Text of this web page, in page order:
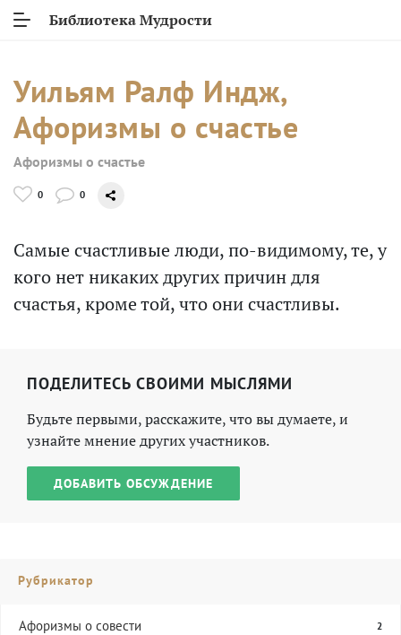
Библиотека Мудрости
Уильям Ралф Индж,
Афоризмы о счастье
Афоризмы о счастье
0 0
Самые счастливые люди, по-видимому, те, у
кого нет никаких других причин для
счастья, кроме той, что они счастливы.
ПОДЕЛИТЕСЬ СВОИМИ МЫСЛЯМИ
Будьте первыми, расскажите, что вы думаете, и
узнайте мнение других участников.
ДОБАВИТЬ ОБСУЖДЕНИЕ
Рубрикатор
Aфоризмы о совести 2